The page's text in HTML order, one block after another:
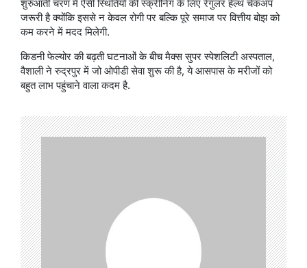
शुरुआती चरण में ऐसी स्थितियों की स्क्रीनिंग के लिए रेगुलर हेल्थ चेकअप
जरूरी है क्योंकि इससे न केवल रोगी पर बल्कि पूरे समाज पर वित्तीय बोझ को
कम करने में मदद मिलेगी.
किडनी फेल्योर की बढ़ती घटनाओं के बीच मैक्स सुपर स्पेशलिटी अस्पताल,
वैशाली ने रुद्रपुर में जो ओपीडी सेवा शुरू की है, ये आसपास के मरीजों को
बहुत लाभ पहुंचाने वाला कदम है.